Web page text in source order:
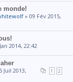
monde!
» 09 Fév 2015,
2014, 22:42
1 2
Juil 2013,